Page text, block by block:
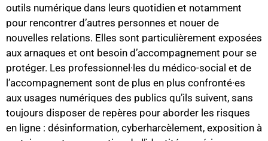
outils numérique dans leurs quotidien et notamment
pour rencontrer d’autres personnes et nouer de
nouvelles relations. Elles sont particulièrement exposées
aux arnaques et ont besoin d’accompagnement pour se
protéger. Les professionnel·les du médico-social et de
l’accompagnement sont de plus en plus confronté·es
aux usages numériques des publics qu’ils suivent, sans
toujours disposer de repères pour aborder les risques
en ligne : désinformation, cyberharcèlement, exposition à